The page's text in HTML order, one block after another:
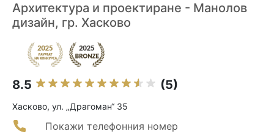
Архитектура и проектиране - Манолов
дизайн, гр. Хасково
8.5 (5)
Хасково, ул. „Драгоман“ 35
Покажи телефонния номер